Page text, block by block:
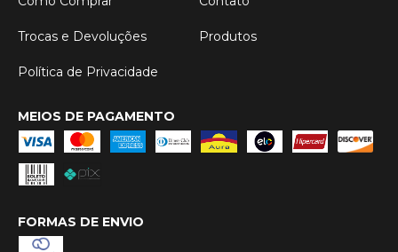
Trocas e Devoluções Produtos
Política de Privacidade
MEIOS DE PAGAMENTO
FORMAS DE ENVIO